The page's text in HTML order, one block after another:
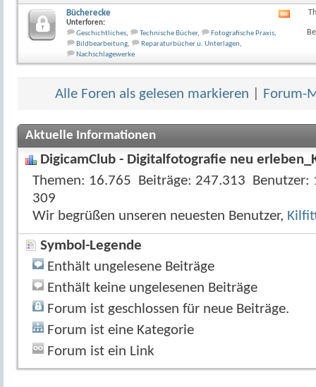
Bücherecke
Unterforen:
Geschichtliches, Technische Bücher, Fotografische Praxis,
Bildbearbeitung, Reparaturbücher u. Unterlagen,
Nachschlagewerke
dieses
Alle Foren als gelesen markieren Forum-
Aktuelle Informationen
DigicamClub - Digitalfotografie neu
Themen
16.765 Beiträge 247.313 Benutzer
309
Wir begrüßen unseren neuesten Benutzer,
Symbol-Legende
Enthält ungelesene Beiträge
Enthält keine ungelesenen Beiträge
Forum ist geschlossen für neue Beiträge.
Forum ist eine Kategorie
Forum ist ein Link